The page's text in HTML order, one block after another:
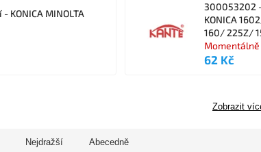
KONICA MINOLTA
300053202
KONICA
160/ 225Z/
62 Kč
Zobrazit
Nejdražší Abecedně